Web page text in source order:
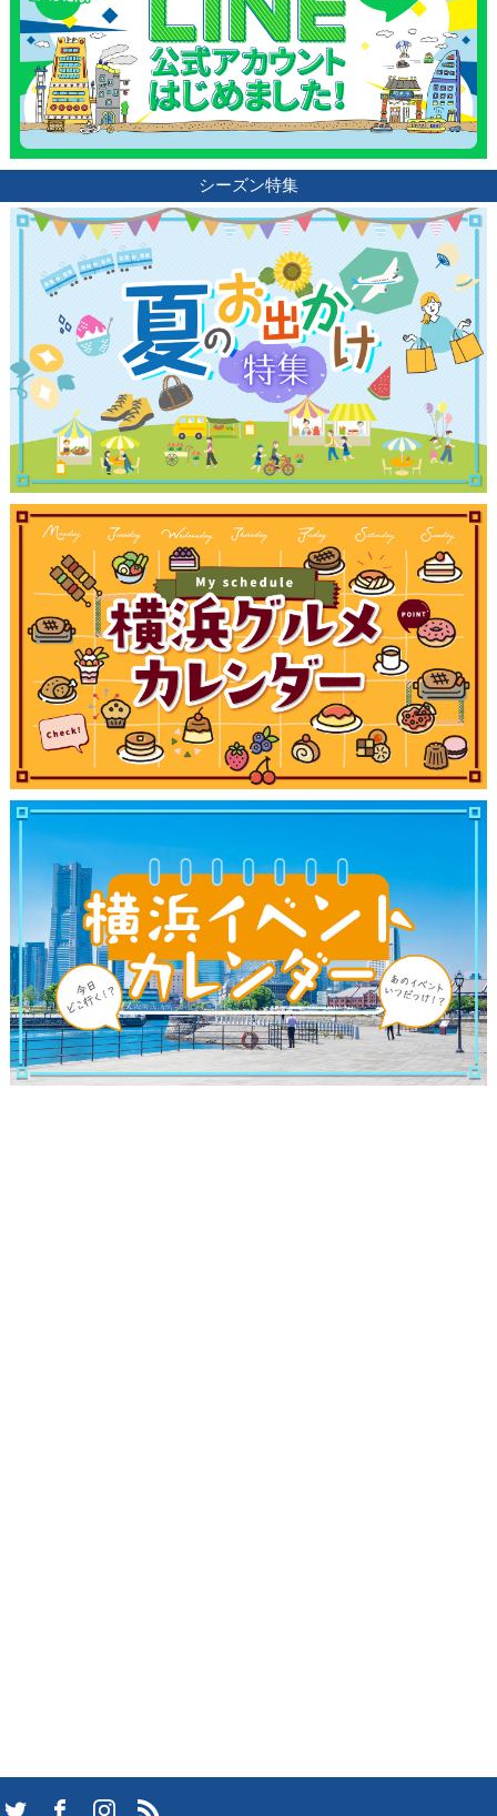
シーズン特集
観光ガイド
ランキング
ブログ記事
サイトについて